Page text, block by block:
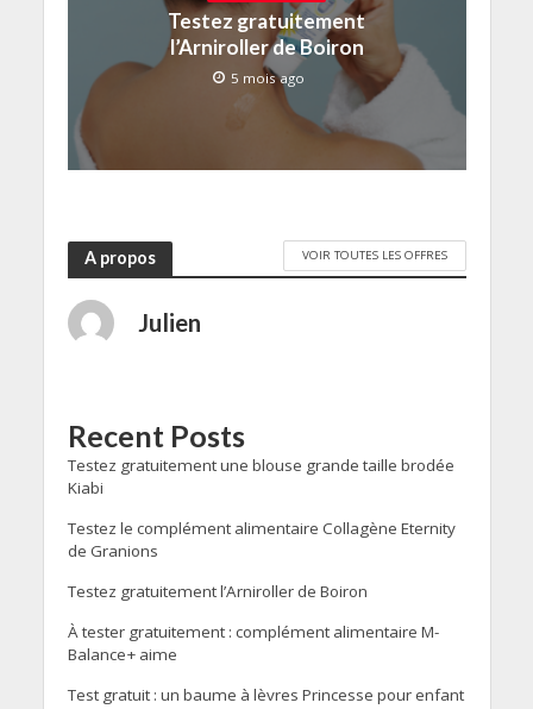
Testez gratuitement
l’Arniroller de Boiron
5 mois ago
A propos VOIR TOUTES LES OFFRES
Julien
Recent Posts
Testez gratuitement une blouse grande taille brodée
Kiabi
Testez le complément alimentaire Collagène Eternity
de Granions
Testez gratuitement l’Arniroller de Boiron
À tester gratuitement : complément alimentaire M-
Balance+ aime
Test gratuit : un baume à lèvres Princesse pour enfant